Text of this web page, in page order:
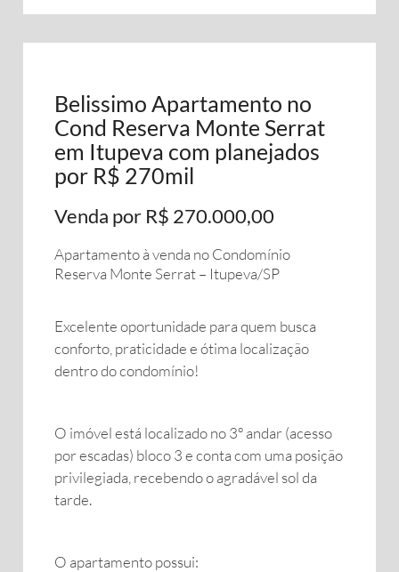
Belissimo Apartamento no
Cond Reserva Monte Serrat
em Itupeva com planejados
por R$ 270mil
Venda por R$ 270.000,00
Apartamento à venda no Condomínio
Reserva Monte Serrat – Itupeva/SP
Excelente oportunidade para quem busca
conforto, praticidade e ótima localização
dentro do condomínio!
O imóvel está localizado no 3º andar (acesso
por escadas) bloco 3 e conta com uma posição
privilegiada, recebendo o agradável sol da
tarde.
O apartamento possui: